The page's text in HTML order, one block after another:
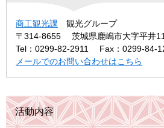
商工観光課
観光グループ
〒314-8655
茨城県鹿嶋市大字平井
Tel：0299-82-2911
Fax：0299-84-
メールでのお問い合わせはこちら
活動内容